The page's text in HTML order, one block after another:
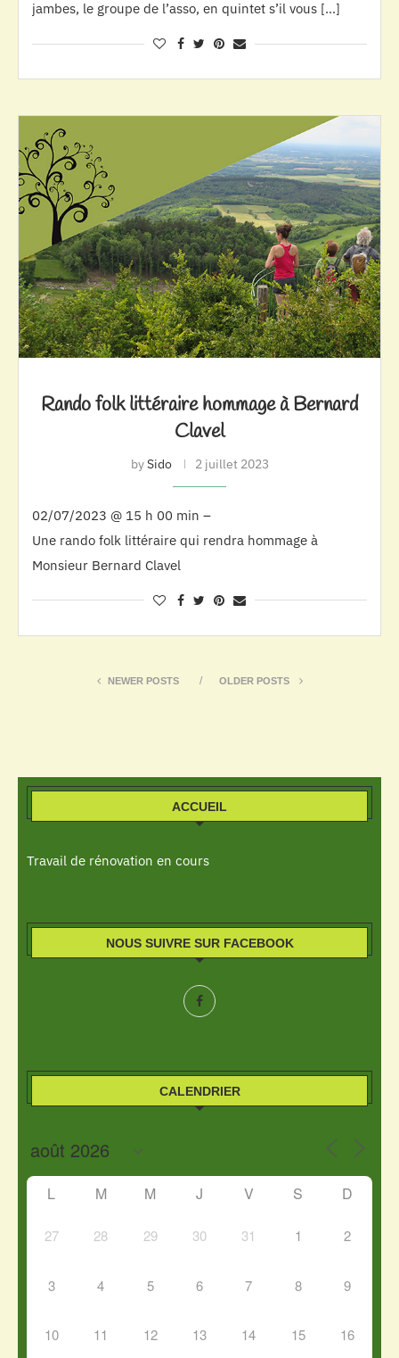
jambes, le groupe de l’asso, en quintet s’il vous […]
Rando folk littéraire hommage à Bernard
Clavel
bySido 2 juillet 2023
02/07/2023 @ 15 h 00 min –
Une rando folk littéraire qui rendra hommage à
Monsieur Bernard Clavel
NEWER POSTS OLDER POSTS
ACCUEIL
Travail de rénovation en cours
NOUS SUIVRE SUR FACEBOOK
CALENDRIER
L M M J V S D
27 28 29 30 31 1 2
3 4 5 6 7 8 9
10 11 12 13 14 15 16